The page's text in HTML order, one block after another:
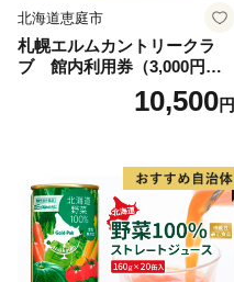
北海道恵庭市
札幌エルムカントリークラ
ブ 館内利用券（3,000円
分）【26000101】10,500円